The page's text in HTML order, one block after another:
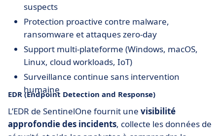
suspects
Protection proactive contre malware,
ransomware et attaques zero‑day
Support multi‑plateforme (Windows, macOS,
Linux, cloud workloads, IoT)
Surveillance continue sans intervention
humaine
EDR (Endpoint Detection and Response)
L’EDR de SentinelOne fournit une visibilité
approfondie des incidents, collecte les données de